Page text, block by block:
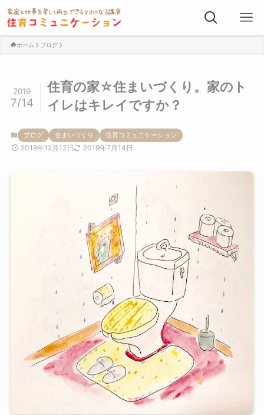
ホーム ブログ
住育の家☆住まいづくり。家のト
イレはキレイですか？
2019
7/14
ブログ 住まいづくり 住育コミュニケーション
2018年12月12日 2019年7月14日